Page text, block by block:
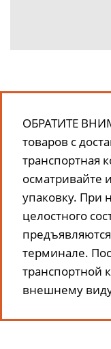
ОБРАТИТЕ
товаров с
транспортная
осматривайте
упаковку. При
целостного
терминале.
транспортной
внешнему